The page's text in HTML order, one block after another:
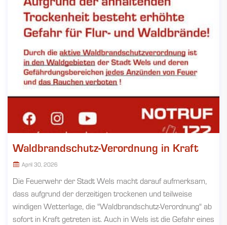
Waldbrandschutz-Verordnung in Kraft
April 30, 2026
Die Feuerwehr der Stadt Wels macht darauf aufmerksam,
dass aufgrund der derzeitigen trockenen und teilweise
windigen Wetterlage, die "Waldbrandschutz-Verordnung" ab
sofort in Kraft getreten ist. Auch in Wels ist die Gefahr eines